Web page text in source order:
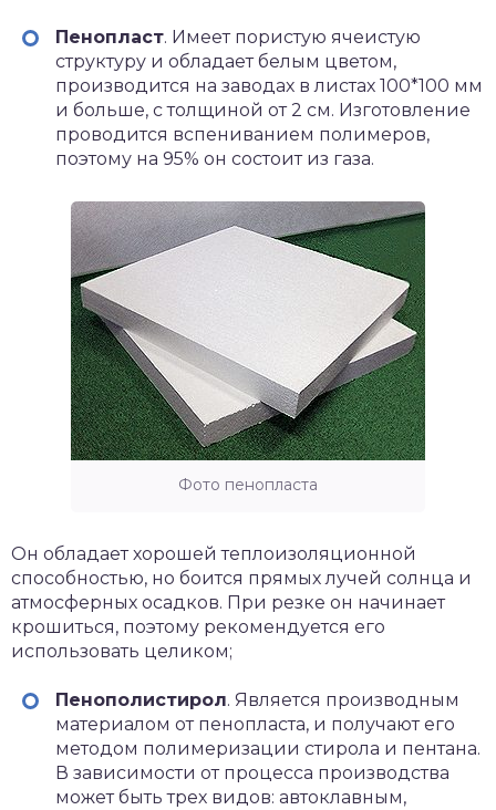
Пенопласт. Имеет пористую ячеистую
структуру и обладает белым цветом,
производится на заводах в листах 100*100 мм
и больше, с толщиной от 2 см. Изготовление
проводится вспениванием полимеров,
поэтому на 95% он состоит из газа.
Фото пенопласта
Он обладает хорошей теплоизоляционной
способностью, но боится прямых лучей солнца и
атмосферных осадков. При резке он начинает
крошиться, поэтому рекомендуется его
использовать целиком;
Пенополистирол. Является производным
материалом от пенопласта, и получают его
методом полимеризации стирола и пентана.
В зависимости от процесса производства
может быть трех видов: автоклавным,